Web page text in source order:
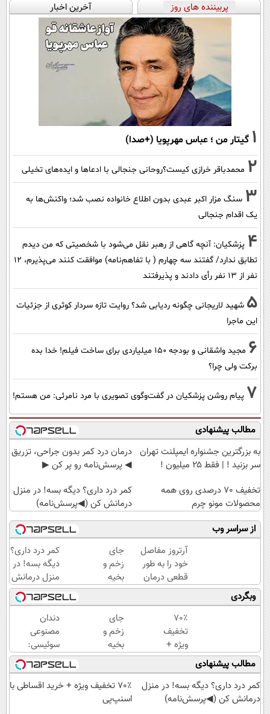
پربیننده های روز آخرین اخبار
1 گیتار من ؛ عباس مهرپویا (+صدا)
2 محمدباقر خرازی کیست؟روحانی جنجالی با ادعاها و ایده‌های تخیلی
3 سنگ مزار اکبر عبدی بدون اطلاع خانواده نصب شد؛ واکنش‌ها به
یک اقدام جنجالی
4 پزشکیان‌: آنچه گاهی از رهبر نقل می‌شود با شخصیتی که من دیدم
تطابق ندارد/ گفتند سه چهارم ( با تفاهم‌نامه) موافقت کنند می‌پذیرم، 12
نفر از 13 نفر رأی دادند و پذیرفتند
5 شهید لاریجانی چگونه ردیابی شد؟ روایت تازه سردار کوثری از جزئیات
این ماجرا
6
مجید واشقانی و بودجه 150 میلیاردی برای ساخت فیلم! خدا بده
برکت ولی چرا؟
7 پیام روشن پزشکیان در گفت‌و‌گوی تصویری با مرد نامرئی: من هستم!
مطالب پیشنهادی
به بزرگترین جشنواره ایمپلنت تهران
سر بزنید ! | فقط ۲۵ میلیون !
درمان درد کمر بدون جراحی، تزریق
◀ پرسش‌نامه رو پر کن ▶
تخفیف 70 درصدی روی همه
محصولات مونو چرم
کمر درد داری؟ دیگه بسه! در منزل
درمانش کن (◀پرسش‌نامه)
از سراسر وب
آرتروز مفاصل
خود را به طور
قطعی درمان
کنید!
◗پرسش‌نامه◖
جای
زخم و
بخیه
داری؟؟
3
هفته‌ای
محوش
کن!
کمر درد داری؟
دیگه بسه! در
منزل درمانش
کن
(◀پرسش‌نامه)
وبگردی
70٪
تخفیف
ویژه +
خرید
اقساطی
با
اسنپ‌پی
جای
زخم و
بخیه
داری؟؟
3
هفته‌ای
محوش
دندان
مصنوعی
سوئیسی:
جدیدترین
فناوری
اروپا،
مطالب پیشنهادی
کمر درد داری؟ دیگه بسه! در منزل
درمانش کن (◀پرسش‌نامه)
70٪ تخفیف ویژه + خرید اقساطی با
اسنپ‌پی